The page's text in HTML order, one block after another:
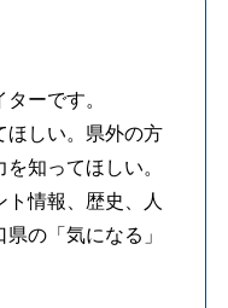
ーです。
ほしい。県外の方
知ってほしい。
情報、歴史、人
の「気になる」